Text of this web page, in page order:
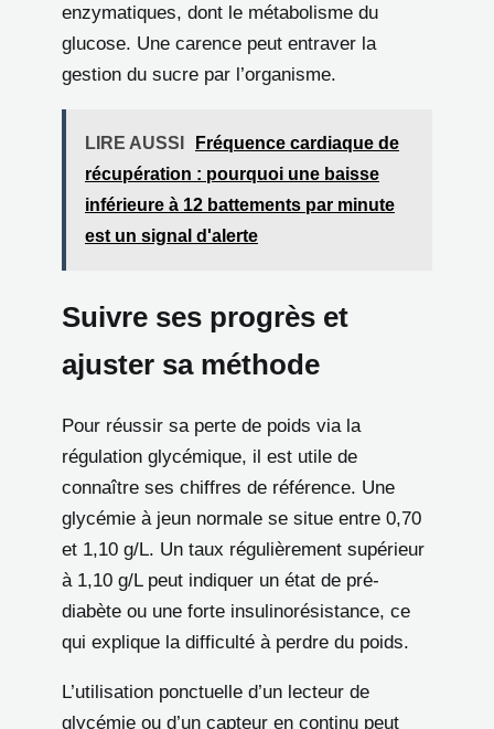
enzymatiques, dont le métabolisme du
glucose. Une carence peut entraver la
gestion du sucre par l’organisme.
LIRE AUSSI
Fréquence cardiaque de
récupération : pourquoi une baisse
inférieure à 12 battements par minute
est un signal d'alerte
Suivre ses progrès et
ajuster sa méthode
Pour réussir sa perte de poids via la
régulation glycémique, il est utile de
connaître ses chiffres de référence. Une
glycémie à jeun normale se situe entre 0,70
et 1,10 g/L. Un taux régulièrement supérieur
à 1,10 g/L peut indiquer un état de pré-
diabète ou une forte insulinorésistance, ce
qui explique la difficulté à perdre du poids.
L’utilisation ponctuelle d’un lecteur de
glycémie ou d’un capteur en continu peut